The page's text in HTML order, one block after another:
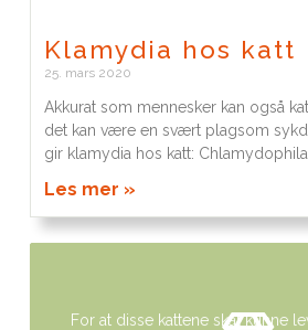
Klamydia hos katt
25. mars 2020
Akkurat som mennesker kan også
det kan være en svært plagsom
gir klamydia hos katt:
Les mer »
For at disse kattene skal kunne